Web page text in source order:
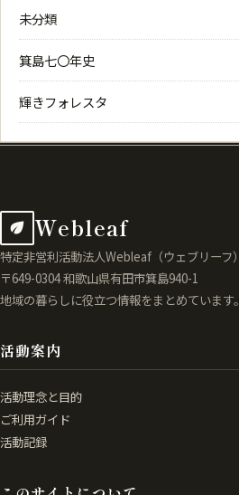
未分類
箕島七〇年史
輝きフォレスタ
Webleaf
特定非営利活動法人Webleaf（ウェブリーフ）
〒649-0304 和歌山県有田市箕島940-1
地域の暮らしに役立つ情報をまとめています。
活動案内
活動理念と目的
ご利用ガイド
活動記録